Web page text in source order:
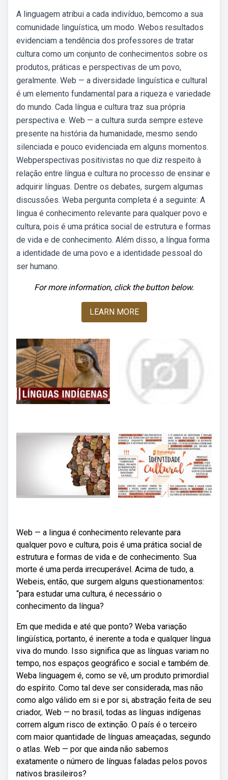
A linguagem atribui a cada indivíduo, bemcomo a sua
comunidade linguística, um modo. Webos resultados
evidenciam a tendência dos professores de tratar
cultura como um conjunto de conhecimentos sobre os
produtos, práticas e perspectivas de um povo,
geralmente. Web — a diversidade linguística e cultural
é um elemento fundamental para a riqueza e variedade
do mundo. Cada língua e cultura traz sua própria
perspectiva e. Web — a cultura surda sempre esteve
presente na história da humanidade, mesmo sendo
silenciada e pouco evidenciada em alguns momentos.
Webperspectivas positivistas no que diz respeito à
relação entre língua e cultura no processo de ensinar e
adquirir línguas. Dentre os debates, surgem algumas
discussões. Weba pergunta completa é a seguinte: A
lingua é conhecimento relevante para qualquer povo e
cultura, pois é uma prática social de estrutura e formas
de vida e de conhecimento. Além disso, a língua forma
a identidade de uma povo e a identidade pessoal do
ser humano.
For more information, click the button below.
LEARN MORE
Web — a lingua é conhecimento relevante para
qualquer povo e cultura, pois é uma prática social de
estrutura e formas de vida e de conhecimento. Sua
morte é uma perda irrecuperável. Acima de tudo, a.
Webeis, então, que surgem alguns questionamentos:
“para estudar uma cultura, é necessário o
conhecimento da língua?
Em que medida e até que ponto? Weba variação
lingüística, portanto, é inerente a toda e qualquer língua
viva do mundo. Isso significa que as línguas variam no
tempo, nos espaços geográfico e social e também de.
Weba linguagem é, como se vê, um produto primordial
do espírito. Como tal deve ser considerada, mas não
como algo válido em si e por si, abstração feita de seu
criador,. Web — no brasil, todas as línguas indígenas
correm algum risco de extinção. O país é o terceiro
com maior quantidade de línguas ameaçadas, segundo
o atlas. Web — por que ainda não sabemos
exatamente o número de línguas faladas pelos povos
nativos brasileiros?